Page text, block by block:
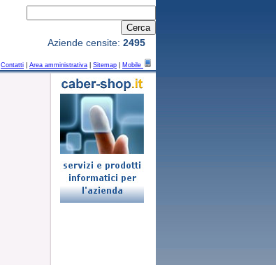
Contatti Area amministrativa Sitemap Mobile
Aziende censite: 2495